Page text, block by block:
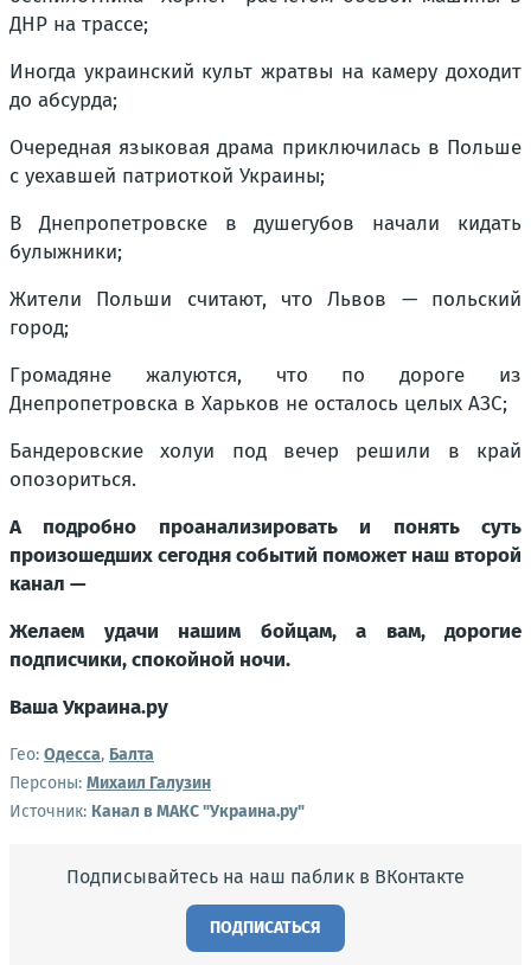
ДНР на трассе;
Иногда украинский культ жратвы на камеру доходит
до абсурда;
Очередная языковая драма приключилась в Польше
с уехавшей патриоткой Украины;
В Днепропетровске в душегубов начали кидать
булыжники;
Жители Польши считают, что Львов — польский
город;
Громадяне жалуются, что по дороге из
Днепропетровска в Харьков не осталось целых АЗС;
Бандеровские холуи под вечер решили в край
опозориться.
А подробно проанализировать и понять суть
произошедших сегодня событий поможет наш второй
канал —
Желаем удачи нашим бойцам, а вам, дорогие
подписчики, спокойной ночи.
Ваша Украина.ру
Гео: Одесса, Балта
Персоны: Михаил Галузин
Источник: Канал в МАКС "Украина.ру"
Подписывайтесь на наш паблик в ВКонтакте
ПОДПИСАТЬСЯ